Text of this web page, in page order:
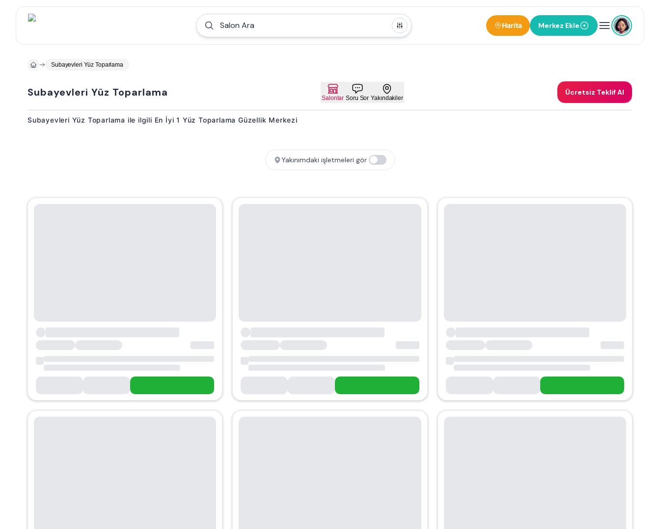
Salon Ara Harita Merkez Ekle
Subayevleri Yüz Toparlama
Subayevleri Yüz Toparlama Salonlar Soru Sor Yakındakiler
Ücretsiz Teklif Al
Subayevleri Yüz Toparlama ile ilgili En İyi 1 Yüz Toparlama Güzellik Merkezi
Yakınımdaki işletmeleri gör